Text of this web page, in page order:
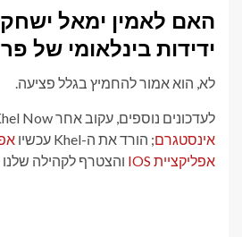
האם לאמין ימאל
ידידות בינלאומי של
לא, הוא אמור להחמיץ בגלל פציעה.
לעדכונים נוספים, עקוב אחר Khel Now ב-
אינסטגרם; הורד את ה-Khel עכשיו
אפליקציית IOS
והצטרף לקהילה